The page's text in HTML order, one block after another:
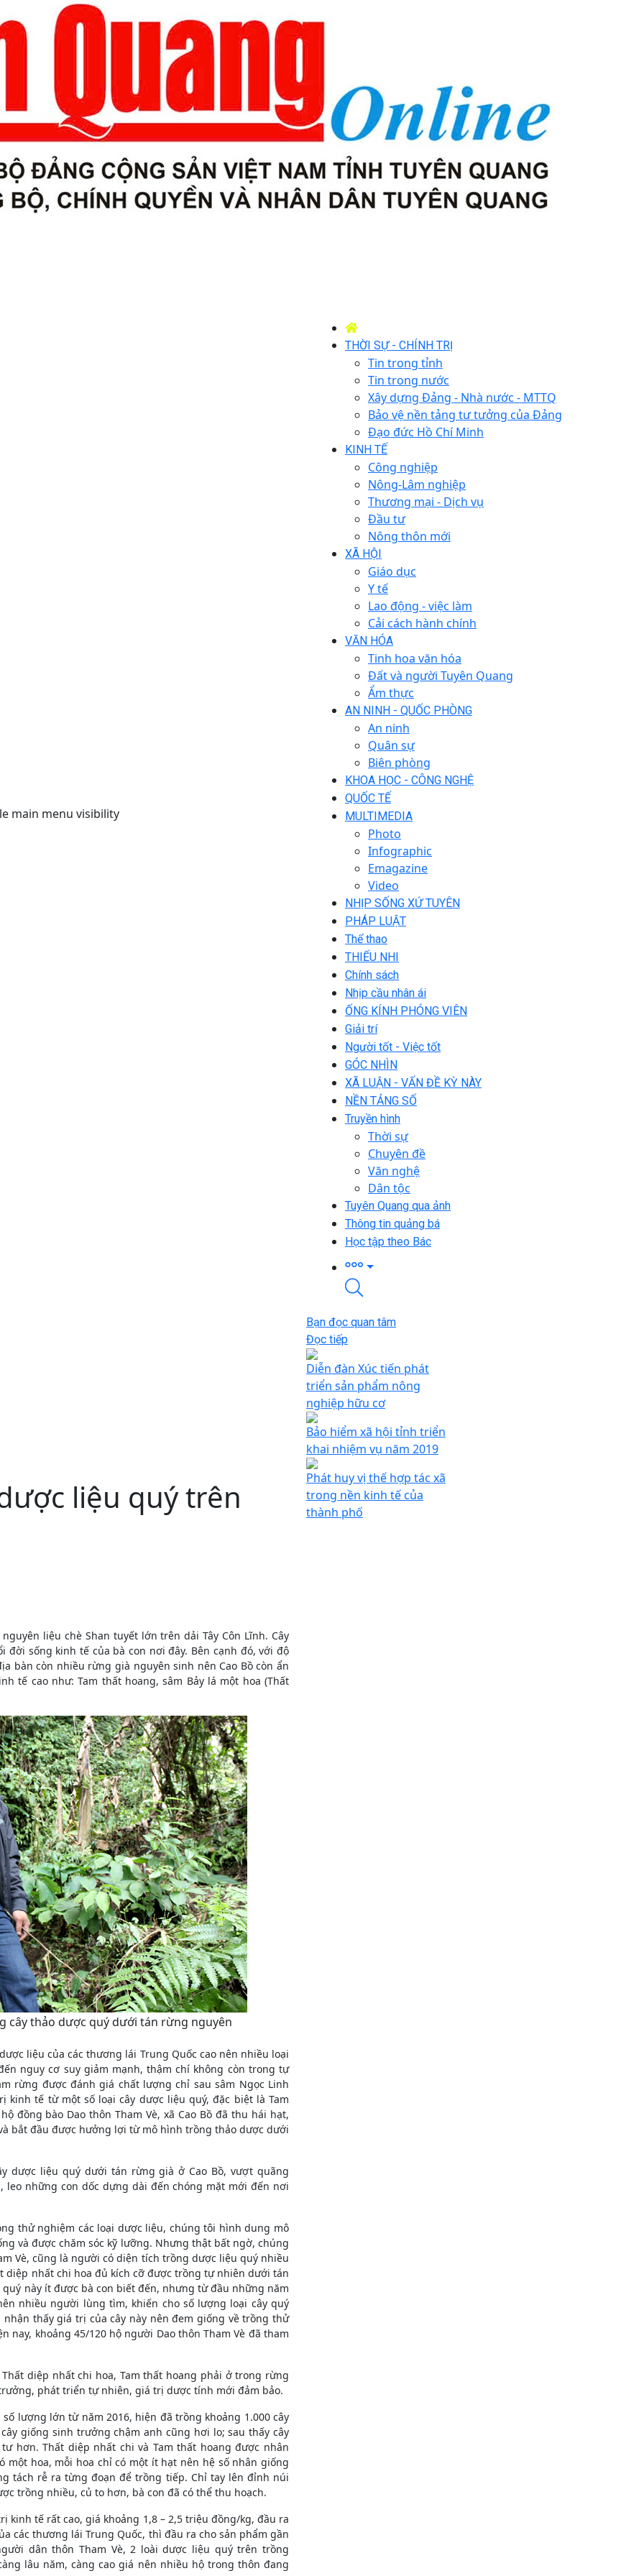
main menu visibility
THỜI SỰ - CHÍNH TRỊ
Tin trong tỉnh
Tin trong nước
Xây dựng Đảng - Nhà nước - MTTQ
Bảo vệ nền tảng tư tưởng của Đảng
Đạo đức Hồ Chí Minh
KINH TẾ
Công nghiệp
Nông-Lâm nghiệp
Thương mại - Dịch vụ
Đầu tư
Nông thôn mới
XÃ HỘI
Giáo dục
Y tế
Lao động - việc làm
Cải cách hành chính
VĂN HÓA
Tinh hoa văn hóa
Đất và người Tuyên Quang
Ẩm thực
AN NINH - QUỐC PHÒNG
An ninh
Quân sự
Biên phòng
KHOA HỌC - CÔNG NGHỆ
QUỐC TẾ
MULTIMEDIA
Photo
Infographic
Emagazine
Video
NHỊP SỐNG XỨ TUYÊN
PHÁP LUẬT
Thể thao
THIẾU NHI
Chính sách
Nhịp cầu nhân ái
ỐNG KÍNH PHÓNG VIÊN
Giải trí
Người tốt - Việc tốt
GÓC NHÌN
XÃ LUẬN - VẤN ĐỀ KỲ NÀY
NỀN TẢNG SỐ
Truyền hình
Thời sự
Chuyên đề
Văn nghệ
Dân tộc
Tuyên Quang qua ảnh
Thông tin quảng bá
Học tập theo Bác
liệu quý trên
liệu chè Shan tuyết lớn trên dải Tây Côn Lĩnh. Cây
đời sống kinh tế của bà con nơi đây. Bên cạnh đó, với độ
bàn còn nhiều rừng già nguyên sinh nên Cao Bồ còn ẩn
tế cao như: Tam thất hoang, sâm Bảy lá một hoa (Thất
cây thảo dược quý dưới tán rừng nguyên
liệu của các thương lái Trung Quốc cao nên nhiều loại
nguy cơ suy giảm mạnh, thậm chí không còn trong tự
rừng được đánh giá chất lượng chỉ sau sâm Ngọc Linh
tế từ một số loại cây dược liệu quý, đặc biệt là Tam
đồng bào Dao thôn Tham Vè, xã Cao Bồ đã thu hái hạt,
bắt đầu được hưởng lợi từ mô hình trồng thảo dược dưới
dược liệu quý dưới tán rừng già ở Cao Bồ, vượt quãng
leo những con dốc dựng dài đến chóng mặt mới đến nơi
thử nghiệm các loại dược liệu, chúng tôi hình dung mô
và được chăm sóc kỹ lưỡng. Nhưng thật bất ngờ, chúng
Vè, cũng là người có diện tích trồng dược liệu quý nhiều
diệp nhất chi hoa đủ kích cỡ được trồng tự nhiên dưới tán
này ít được bà con biết đến, nhưng từ đầu những năm
nhiều người lùng tìm, khiến cho số lượng loại cây quý
thấy giá trị của cây này nên đem giống về trồng thử
nay, khoảng 45/120 hộ người Dao thôn Tham Vè đã tham
diệp nhất chi hoa, Tam thất hoang phải ở trong rừng
phát triển tự nhiên, giá trị dược tính mới đảm bảo.
lượng lớn từ năm 2016, hiện đã trồng khoảng 1.000 cây
giống sinh trưởng chậm anh cũng hơi lo; sau thấy cây
hơn. Thất diệp nhất chi và Tam thất hoang được nhân
một hoa, mỗi hoa chỉ có một ít hạt nên hệ số nhân giống
tách rễ ra từng đoạn để trồng tiếp. Chỉ tay lên đỉnh núi
trồng nhiều, củ to hơn, bà con đã có thể thu hoạch.
kinh tế rất cao, giá khoảng 1,8 – 2,5 triệu đồng/kg, đầu ra
các thương lái Trung Quốc, thì đầu ra cho sản phẩm gần
dân thôn Tham Vè, 2 loài dược liệu quý trên trồng
lâu năm, càng cao giá nên nhiều hộ trong thôn đang
Bạn đọc quan tâm
Đọc tiếp
Diễn đàn Xúc tiến phát
triển sản phẩm nông
nghiệp hữu cơ
Bảo hiểm xã hội tỉnh triển
khai nhiệm vụ năm 2019
Phát huy vị thế hợp tác xã
trong nền kinh tế của
thành phố